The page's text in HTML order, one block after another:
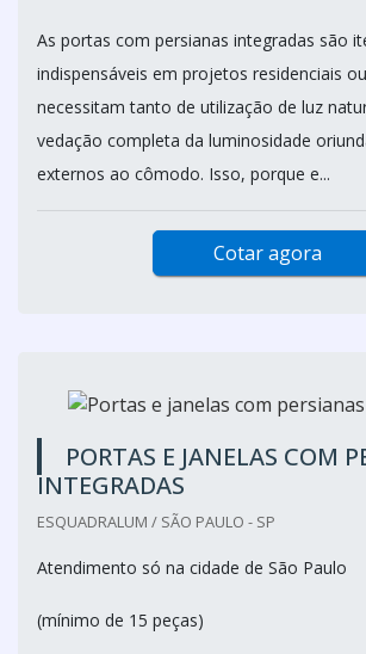
As portas com persianas integradas são
indispensáveis em projetos residenciais
necessitam tanto de utilização de luz
vedação completa da luminosidade
externos ao cômodo. Isso, porque e...
Cotar agora
PORTAS E JANELAS COM
INTEGRADAS
ESQUADRALUM / SÃO PAULO - SP
Atendimento só na cidade de São Paulo
(mínimo de 15 peças)